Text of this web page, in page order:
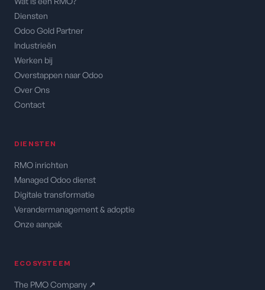
Diensten
Odoo Gold Partner
Industrieën
Werken bij
Overstappen naar Odoo
Over Ons
Contact
DIENSTEN
RMO inrichten
Managed Odoo dienst
Digitale transformatie
Verandermanagement & adoptie
Onze aanpak
ECOSYSTEEM
The PMO Company ↗